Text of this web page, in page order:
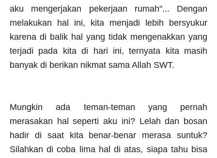
aku mengerjakan pekerjaan rumah"... Dengan
melakukan hal ini, kita menjadi lebih bersyukur
karena di balik hal yang tidak mengenakkan yang
terjadi pada kita di hari ini, ternyata kita masih
banyak di berikan nikmat sama Allah SWT.
Mungkin ada teman-teman yang pernah
merasakan hal seperti aku ini? Lelah dan bosan
hadir di saat kita benar-benar merasa suntuk?
Silahkan di coba lima hal di atas, siapa tahu bisa